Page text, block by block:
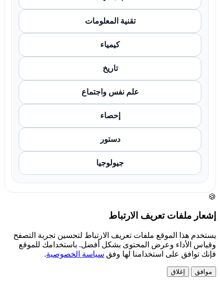
تقنية المعلومات
كيمياء
تاريخ
علم نفس واجتماع
إحصاء
دستور
جيولوجيا
🍪
إشعار ملفات تعريف الارتباط
يستخدم هذا الموقع ملفات تعريف الارتباط لتحسين تجربة التصفح
وقياس الأداء وعرض المحتوى بشكل أفضل. باستخدامك للموقع
فإنك توافق على استخدامنا لها وفق سياسة الخصوصية.
موافق إغلاق